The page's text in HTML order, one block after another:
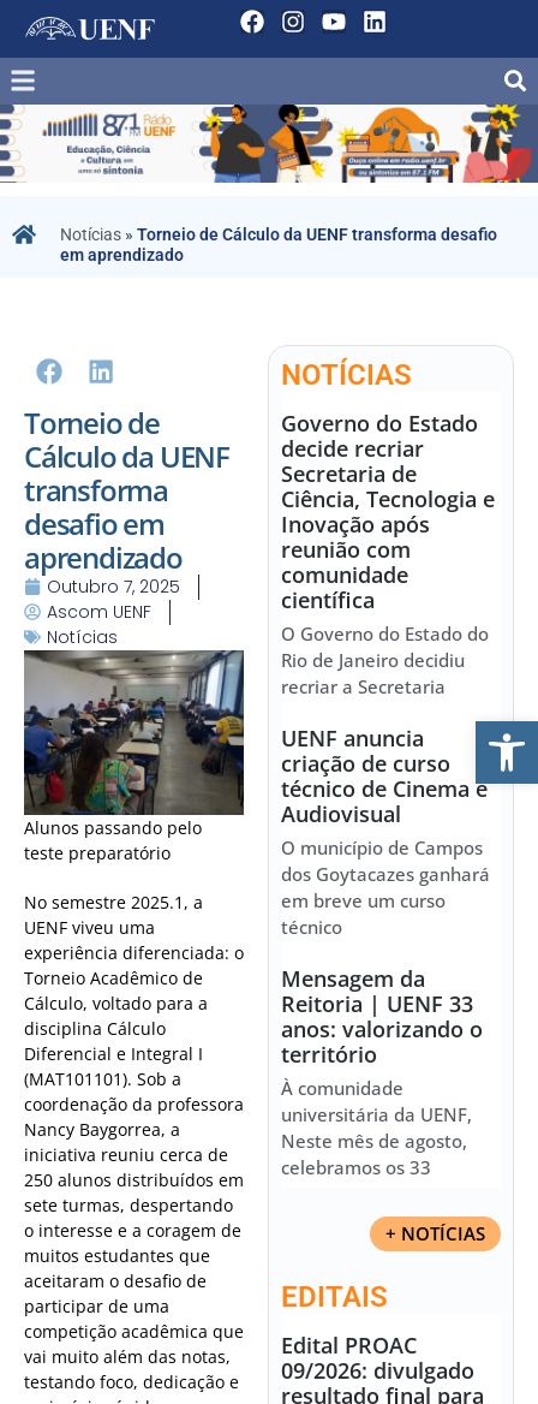
Notícias »Torneio de Cálculo da UENF transforma desafio
em aprendizado
Torneio de
Cálculo da UENF
transforma
desafio em
aprendizado
Outubro 7, 2025
Ascom UENF
Notícias
Alunos passando pelo
teste preparatório
No semestre 2025.1, a
UENF viveu uma
experiência diferenciada: o
Torneio Acadêmico de
Cálculo, voltado para a
disciplina Cálculo
Diferencial e Integral I
(MAT101101). Sob a
coordenação da professora
Nancy Baygorrea, a
iniciativa reuniu cerca de
250 alunos distribuídos em
sete turmas, despertando
o interesse e a coragem de
muitos estudantes que
aceitaram o desafio de
participar de uma
competição acadêmica que
vai muito além das notas,
testando foco, dedicação e
NOTÍCIAS
Governo do Estado
decide recriar
Secretaria de
Ciência, Tecnologia e
Inovação após
reunião com
comunidade
científica
O Governo do Estado do
Rio de Janeiro decidiu
recriar a Secretaria
UENF anuncia
criação de curso
técnico de Cinema e
Audiovisual
O município de Campos
dos Goytacazes ganhará
em breve um curso
técnico
Mensagem da
Reitoria | UENF 33
anos: valorizando o
território
À comunidade
universitária da UENF,
Neste mês de agosto,
celebramos os 33
+ NOTÍCIAS
EDITAIS
Edital PROAC
09/2026: divulgado
resultado final para